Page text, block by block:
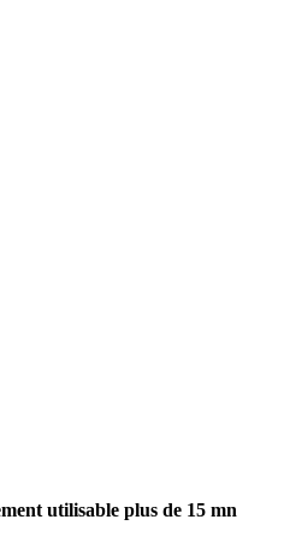
utilisable plus de 15 mn